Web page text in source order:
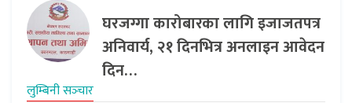
घरजग्गा कारोबारका लागि इजाजतपत्र
अनिवार्य, २१ दिनभित्र अनलाइन आवेदन
दिन…
लुम्बिनी सञ्‍चार